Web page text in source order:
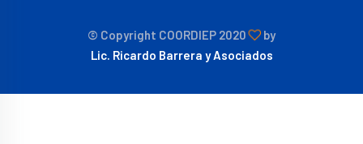
© Copyright COORDIEP 2020
by
Lic. Ricardo Barrera y Asociados